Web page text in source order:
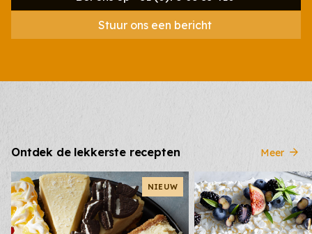
Stuur ons een bericht
Ontdek de lekkerste recepten Meer
NIEUW